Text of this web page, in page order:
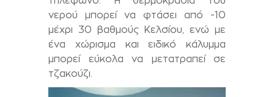
νερού μπορεί να φτάσει από -10
μέχρι 30 βαθμούς Κελσίου, ενώ με
ένα χώρισμα και ειδικό κάλυμμα
μπορεί εύκολα να μετατραπεί σε
τζακούζι.